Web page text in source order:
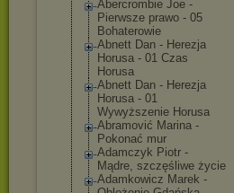
Abercrombie Joe -
Pierwsze prawo - 05
Bohaterowie
Abnett Dan - Herezja
Horusa - 01 Czas
Horusa
Abnett Dan - Herezja
Horusa - 01
Wywyższenie Horusa
Abramović Marina -
Pokonać mur
Adamczyk Piotr -
Mądre, szczęśliwe życie
Adamkowicz Marek -